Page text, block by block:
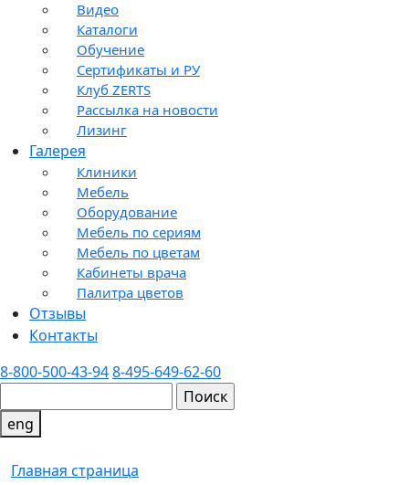
Видео
Каталоги
Обучение
Сертификаты и РУ
Клуб ZERTS
Рассылка на новости
Лизинг
Галерея
Клиники
Мебель
Оборудование
Мебель по сериям
Мебель по цветам
Кабинеты врача
Палитра цветов
Отзывы
Контакты
8-800-500-43-948-495-649-62-60
eng
Главная страница